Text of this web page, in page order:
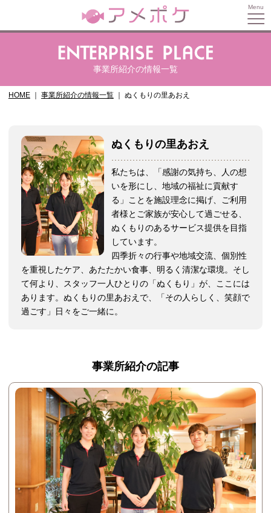
事業所紹介の情報一覧
HOME 事業所紹介の情報一覧 ぬくもりの里あおえ
ぬくもりの里あおえ
私たちは、「感謝の気持ち、人の想
いを形にし、地域の福祉に貢献す
る」ことを施設理念に掲げ、ご利用
者様とご家族が安心して過ごせる、
ぬくもりのあるサービス提供を目指
しています。
四季折々の行事や地域交流、個別性
を重視したケア、あたたかい食事、明るく清潔な環境。そし
て何より、スタッフ一人ひとりの「ぬくもり」が、ここには
あります。ぬくもりの里あおえで、「その人らしく、笑顔で
過ごす」日々をご一緒に。
事業所紹介の記事